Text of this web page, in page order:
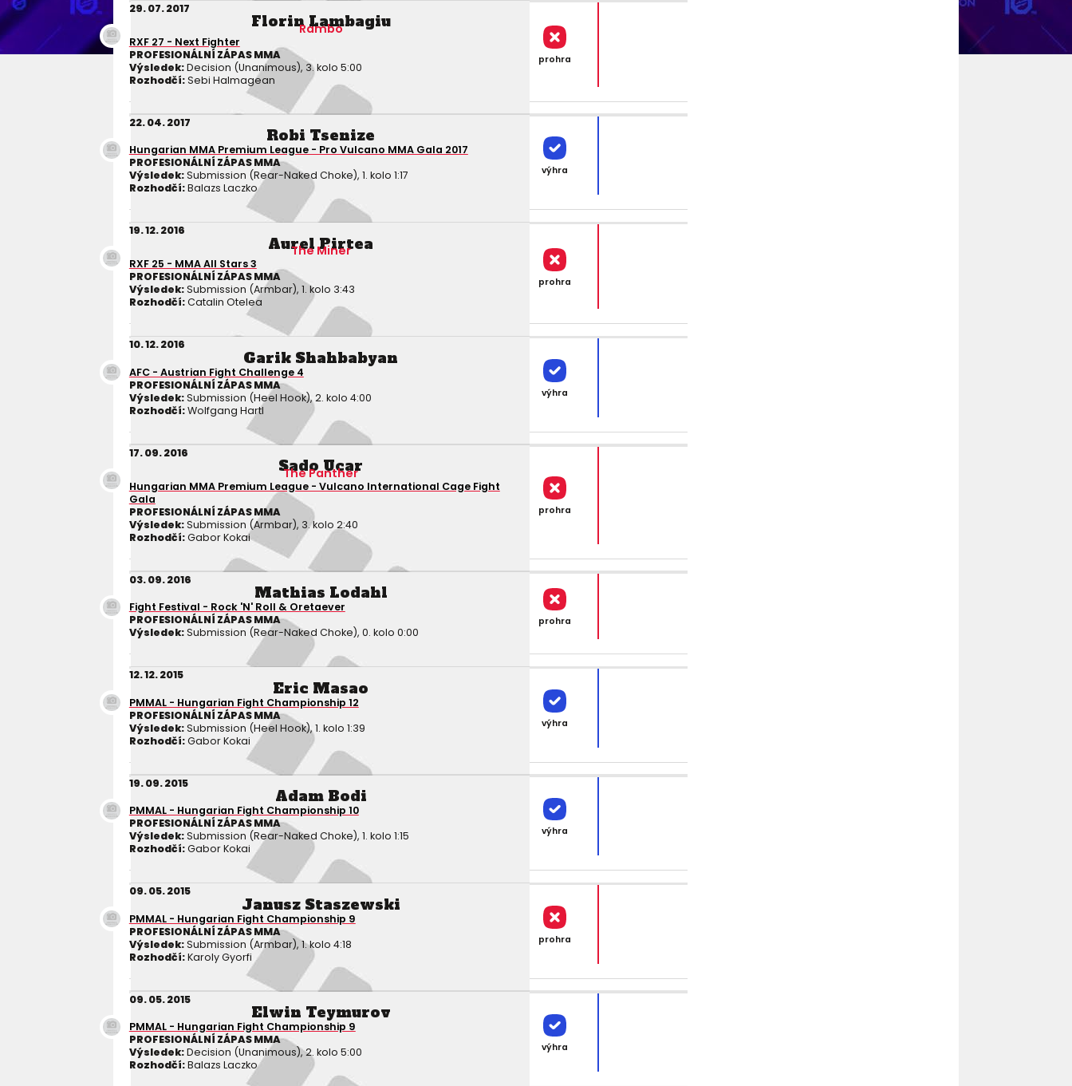
29. 07. 2017
Florin Lambagiu
Rambo
RXF 27 - Next Fighter
PROFESIONÁLNÍ ZÁPAS MMA
Výsledek:Decision (Unanimous), 3. kolo 5:00
Rozhodčí:Sebi Halmagean
prohra
22. 04. 2017
Robi Tsenize
Hungarian MMA Premium League - Pro Vulcano MMA Gala 2017
PROFESIONÁLNÍ ZÁPAS MMA
Výsledek:Submission (Rear-Naked Choke), 1. kolo 1:17
Rozhodčí:Balazs Laczko
výhra
19. 12. 2016
Aurel Pirtea
The Miner
RXF 25 - MMA All Stars 3
PROFESIONÁLNÍ ZÁPAS MMA
Výsledek:Submission (Armbar), 1. kolo 3:43
Rozhodčí:Catalin Otelea
prohra
10. 12. 2016
Garik Shahbabyan
AFC - Austrian Fight Challenge 4
PROFESIONÁLNÍ ZÁPAS MMA
Výsledek:Submission (Heel Hook), 2. kolo 4:00
Rozhodčí:Wolfgang Hartl
výhra
17. 09. 2016
Sado Ucar
The Panther
Hungarian MMA Premium League - Vulcano International Cage Fight
Gala
PROFESIONÁLNÍ ZÁPAS MMA
Výsledek:Submission (Armbar), 3. kolo 2:40
Rozhodčí:Gabor Kokai
prohra
03. 09. 2016
Mathias Lodahl
Fight Festival - Rock 'N' Roll & Oretaever
PROFESIONÁLNÍ ZÁPAS MMA
Výsledek:Submission (Rear-Naked Choke), 0. kolo 0:00
prohra
12. 12. 2015
Eric Masao
PMMAL - Hungarian Fight Championship 12
PROFESIONÁLNÍ ZÁPAS MMA
Výsledek:Submission (Heel Hook), 1. kolo 1:39
Rozhodčí:Gabor Kokai
výhra
19. 09. 2015
Adam Bodi
PMMAL - Hungarian Fight Championship 10
PROFESIONÁLNÍ ZÁPAS MMA
Výsledek:Submission (Rear-Naked Choke), 1. kolo 1:15
Rozhodčí:Gabor Kokai
výhra
09. 05. 2015
Janusz Staszewski
PMMAL - Hungarian Fight Championship 9
PROFESIONÁLNÍ ZÁPAS MMA
Výsledek:Submission (Armbar), 1. kolo 4:18
Rozhodčí:Karoly Gyorfi
prohra
09. 05. 2015
Elwin Teymurov
PMMAL - Hungarian Fight Championship 9
PROFESIONÁLNÍ ZÁPAS MMA
Výsledek:Decision (Unanimous), 2. kolo 5:00
Rozhodčí:Balazs Laczko
výhra